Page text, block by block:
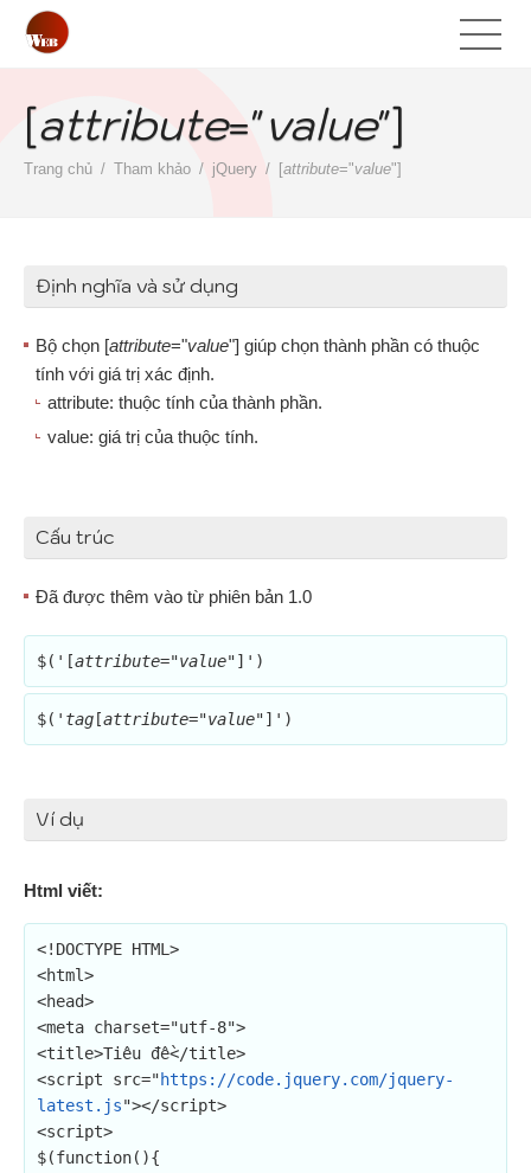
[attribute="value"]
Trang chủ Tham khảo jQuery [attribute="value"]
Định nghĩa và sử dụng
Bộ chọn [attribute="value"] giúp chọn thành phần có thuộc
tính với giá trị xác định.
attribute: thuộc tính của thành phần.
value: giá trị của thuộc tính.
Cấu trúc
Đã được thêm vào từ phiên bản 1.0
$('[attribute="value"]')
$(' tag [attribute="value"]')
Ví dụ
Html viết:
<!DOCTYPE HTML>
<html>
<head>
<meta charset="utf-8">
<title>Tiêu đề</title>
<script src="https://code.jquery.com/jquery-
latest.js"></script>
<script>
$(function(){